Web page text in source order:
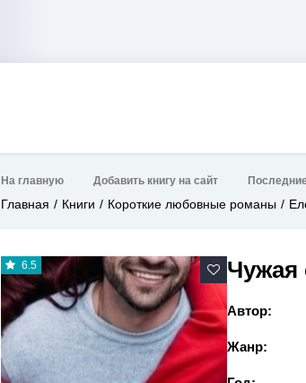
На главную Добавить книгу на сайт
Главная Книги Короткие любовные романы
6.5 Чужая
Автор:
Жанр: